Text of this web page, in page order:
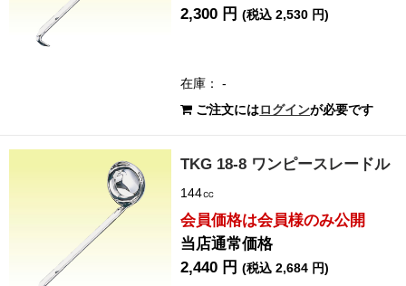
2,300 円(税込 2,530 円)
在庫： -
ご注文にはログインが必要です
TKG 18-8 ワンピースレードル
144㏄
会員価格は会員様のみ公開
当店通常価格
2,440 円(税込 2,684 円)